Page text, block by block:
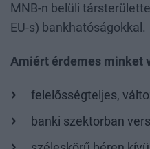
MNB-n belüli
EU-s) bankhatóságokkal.
Amiért érdemes minket
felelősségteljes,
banki szektorban